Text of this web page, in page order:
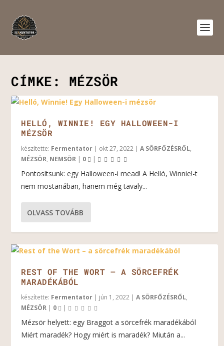
CÍMKE: MÉZSÖR
HELLÓ, WINNIE! EGY HALLOWEEN-I
MÉZSÖR
készítette: Fermentator | okt 27, 2022 |A SÖRFŐZÉSRŐL,
MÉZSÖR, NEMSÖR | 0 |
Pontosítsunk: egy Halloween-i mead! A Helló, Winnie!-t
nem mostanában, hanem még tavaly...
OLVASS TOVÁBB
REST OF THE WORT – A SÖRCEFRÉK
MARADÉKÁBÓL
készítette: Fermentator | jún 1, 2022 |A SÖRFŐZÉSRŐL,
MÉZSÖR | 0 |
Mézsör helyett: egy Braggot a sörcefrék maradékából
Miért maradék? Hogy miért is maradék? Miután a...